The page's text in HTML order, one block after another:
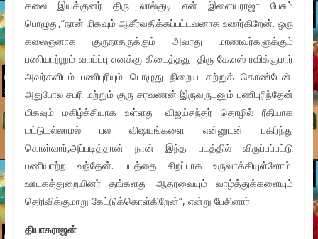
கலை இயக்குனர் திரு லால்குடி என் இளையராஜா பேசும்
பொழுது,”நான் மிகவும் ஆசீர்வதிக்கப்பட்டவனாக உணர்கிறேன். ஒரு
கலைஞனாக குருநாதருக்கும் அவரது மாணவர்களுக்கும்
பணியாற்றும் வாய்ப்பு எனக்கு கிடைத்தது. திரு கே.எஸ் ரவிக்குமார்
அவர்களிடம் பணிபுரியும் பொழுது நிறைய கற்றுக் கொண்டேன்.
அதுபோல சபரி மற்றும் குரு சரவணன் இருவருடனும் பணிபுரிந்தேன்
மிகவும் மகிழ்ச்சியாக உள்ளது. விஜய்சந்தர் தொழில் ரீதியாக
மட்டுமல்லாமல் பல விஷயங்களை என்னுடன் பகிர்ந்து
கொள்வார்,அப்படித்தான் நான் இந்த படத்தில் விருப்பப்பட்டு
பணியாற்ற வந்தேன். படத்தை சிறப்பாக உருவாக்கியுள்ளோம்.
ஊடகத்துறையினர் தங்களது ஆதரவையும் வாழ்த்துக்களையும்
தெரிவிக்குமாறு கேட்டுக்கொள்கிறேன்”, என்று பேசினார்.
தியாகராஜன்